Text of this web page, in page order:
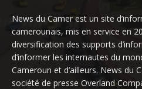
News du Camer est un site
camerounais, mis en service en
diversification des supports
d’informer les internautes du
Cameroun et d’ailleurs. News du
société de presse Overland